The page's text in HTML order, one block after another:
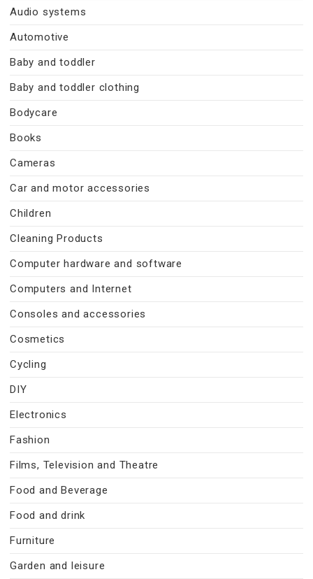
Audio systems
Automotive
Baby and toddler
Baby and toddler clothing
Bodycare
Books
Cameras
Car and motor accessories
Children
Cleaning Products
Computer hardware and software
Computers and Internet
Consoles and accessories
Cosmetics
Cycling
DIY
Electronics
Fashion
Films, Television and Theatre
Food and Beverage
Food and drink
Furniture
Garden and leisure